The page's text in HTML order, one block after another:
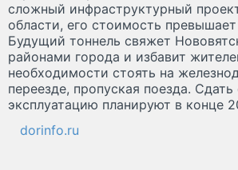
сложный инфраструктурный
области, его стоимость
Будущий тоннель свяжет
районами города и избавит
необходимости стоять на
переезде, пропуская поезда. Сдать
эксплуатацию планируют в конце
dorinfo.ru